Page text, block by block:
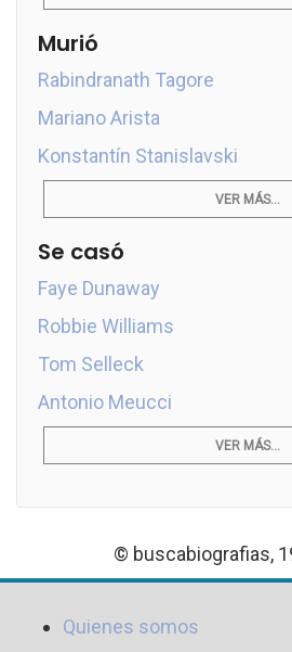
Murió
Rabindranath Tagore
Mariano Arista
Konstantín Stanislavski
VER MÁS...
Se casó
Faye Dunaway
Robbie Williams
Tom Selleck
Antonio Meucci
VER MÁS...
© buscabiografias,
Quienes somos